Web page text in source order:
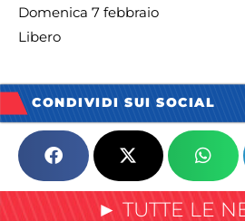
Domenica 7 febbraio
Libero
CONDIVIDI SUI SOCIAL
► TUTTE LE